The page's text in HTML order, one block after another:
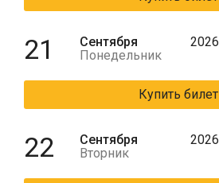
21
Сентября
Понедельник
2026
Купить билет
22
Сентября
Вторник
2026